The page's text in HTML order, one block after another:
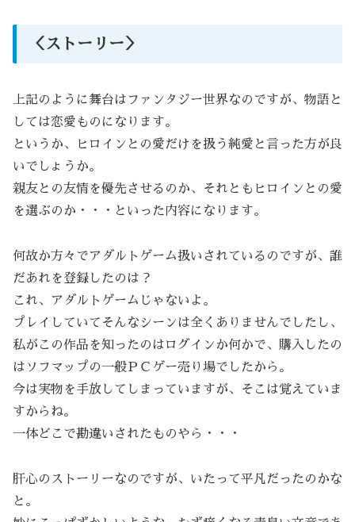
＜ストーリー＞
上記のように舞台はファンタジー世界なのですが、物語と
しては恋愛ものになります。
というか、ヒロインとの愛だけを扱う純愛と言った方が良
いでしょうか。
親友との友情を優先させるのか、それともヒロインとの愛
を選ぶのか・・・といった内容になります。
何故か方々でアダルトゲーム扱いされているのですが、誰
だあれを登録したのは？
これ、アダルトゲームじゃないよ。
プレイしていてそんなシーンは全くありませんでしたし、
私がこの作品を知ったのはログインか何かで、購入したの
はソフマップの一般ＰＣゲー売り場でしたから。
今は実物を手放してしまっていますが、そこは覚えていま
すからね。
一体どこで勘違いされたものやら・・・
肝心のストーリーなのですが、いたって平凡だったのかな
と。